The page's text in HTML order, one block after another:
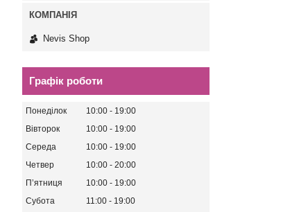
Nevis Shop
Графік роботи
Понеділок 10:00
19:00
Вівторок
10:00
19:00
Середа
10:00
19:00
Четвер
10:00
20:00
Пʼятниця
10:00
19:00
Субота
11:00 19:00